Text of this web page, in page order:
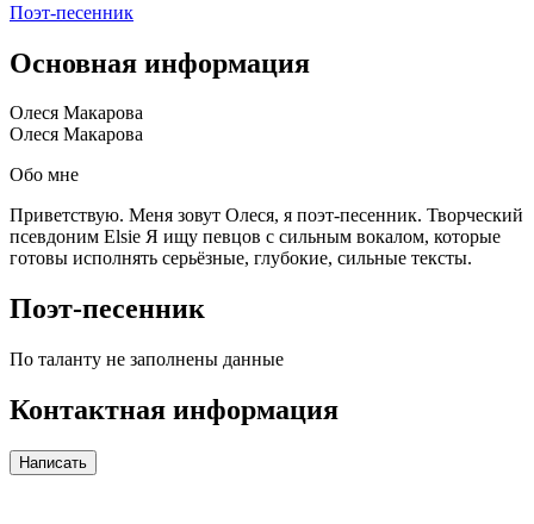
Поэт-песенник
Основная информация
Олеся Макарова
Олеся Макарова
Обо мне
Приветствую. Меня зовут Олеся, я поэт-песенник. Творческий
псевдоним Elsie Я ищу певцов с сильным вокалом, которые
готовы исполнять серьёзные, глубокие, сильные тексты.
Поэт-песенник
По таланту не заполнены данные
Контактная информация
Написать